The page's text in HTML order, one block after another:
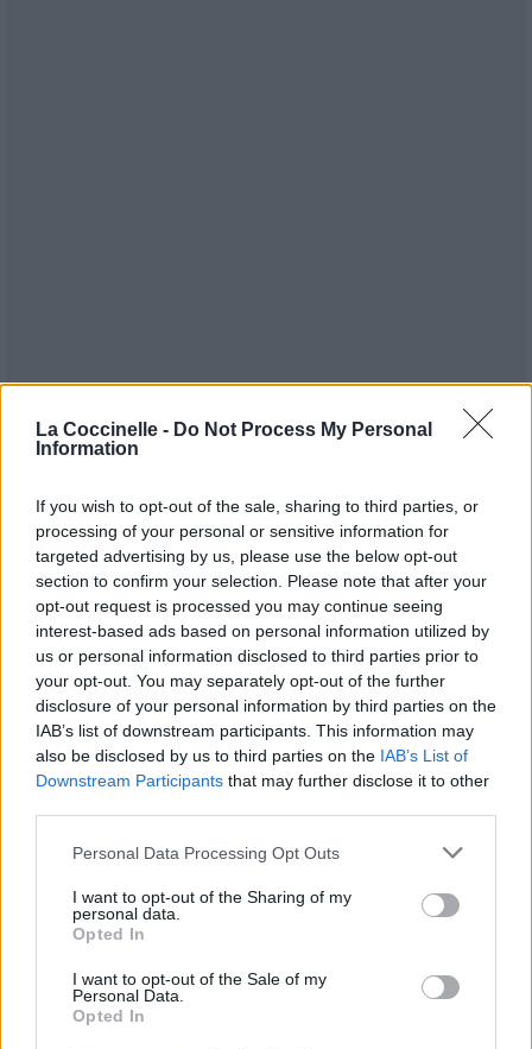
La Coccinelle - Do Not Process My Personal
Information
If you wish to opt-out of the sale, sharing to third parties, or
processing of your personal or sensitive information for
targeted advertising by us, please use the below opt-out
section to confirm your selection. Please note that after your
opt-out request is processed you may continue seeing
interest-based ads based on personal information utilized by
us or personal information disclosed to third parties prior to
your opt-out. You may separately opt-out of the further
disclosure of your personal information by third parties on the
IAB’s list of downstream participants. This information may
also be disclosed by us to third parties on the IAB’s List of
Downstream Participants that may further disclose it to other
Personal Data Processing Opt Outs
I want to opt-out of the Sharing of my
personal data.
Opted In
I want to opt-out of the Sale of my
Personal Data.
Opted In
Publié parBillenplum 13284 3 4 7 le 13 janvier
2023 à 17h19.
Auteurs :
Neil Young
Chanteurs originaux :
Neil Young
Albums : World Record
Paroles + Traduction Téléchargement
Vidéos
Commentaires
Vous aimez chanter, apprenez la guitare chez
Télécharger légalement les MP3 sur
Télécharger légalement les MP3 ou trouver le CD sur
Trouver des vinyles et des CD sur
Trouver un instrument de musique ou une partition au
meilleur prix sur